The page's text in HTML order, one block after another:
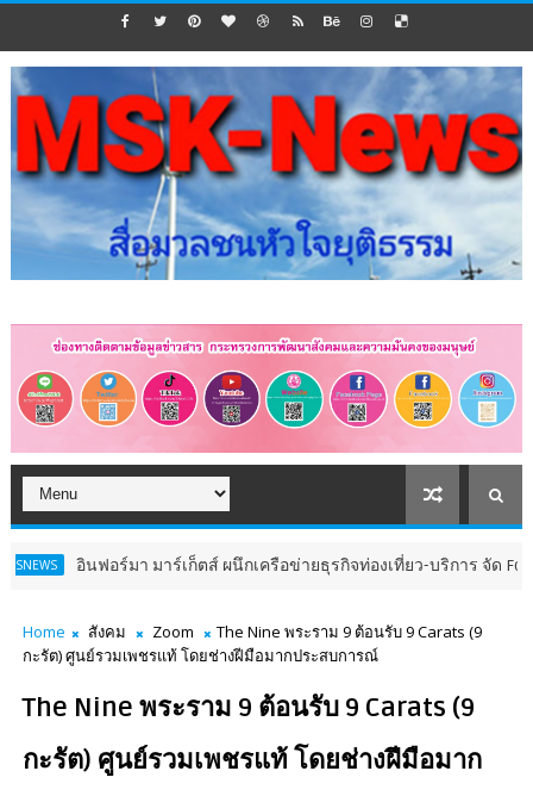
ฟอร์มา มาร์เก็ตส์ ผนึกเครือข่ายธุรกิจท่องเที่ยว-บริการ จัด Food &
Home สังคม Zoom
The Nine พระราม 9 ต้อนรับ 9 Carats (9
กะรัต) ศูนย์รวมเพชรแท้ โดยช่างฝีมือมากประสบการณ์
The Nine พระราม 9 ต้อนรับ 9 Carats (9
กะรัต) ศูนย์รวมเพชรแท้ โดยช่างฝีมือมาก